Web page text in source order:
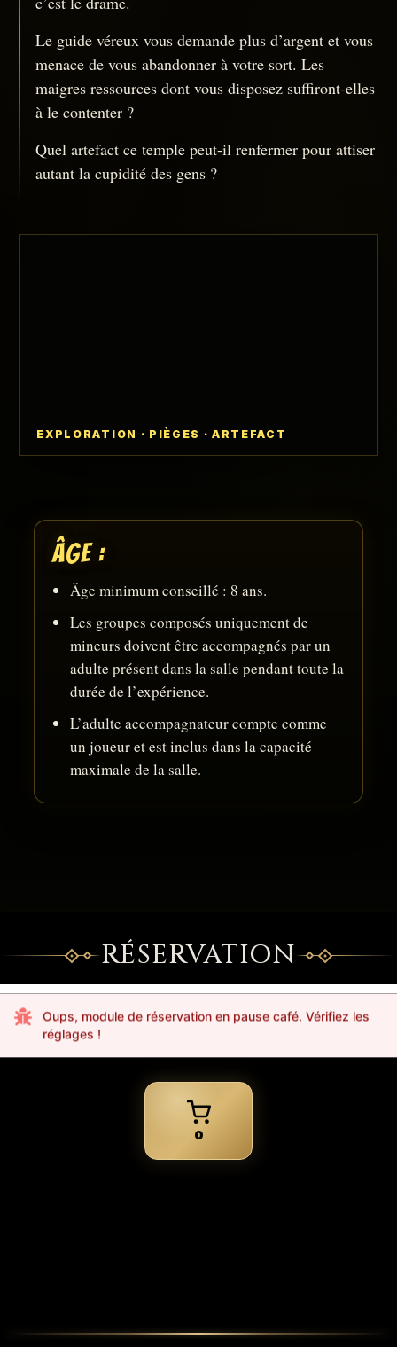
EXPLORATION · PIÈGES · ARTEFACT
Le guide véreux vous demande plus d’argent et vous
menace de vous abandonner à votre sort. Les
maigres ressources dont vous disposez suffiront-elles
à le contenter ?
Quel artefact ce temple peut-il renfermer pour attiser
autant la cupidité des gens ?
ÂGE :
Âge minimum conseillé : 8 ans.
Les groupes composés uniquement de
mineurs doivent être accompagnés par un
adulte présent dans la salle pendant toute la
durée de l’expérience.
L’adulte accompagnateur compte comme
un joueur et est inclus dans la capacité
maximale de la salle.
RÉSERVATION
Oups, module de réservation en pause café. Vérifiez les
réglages !